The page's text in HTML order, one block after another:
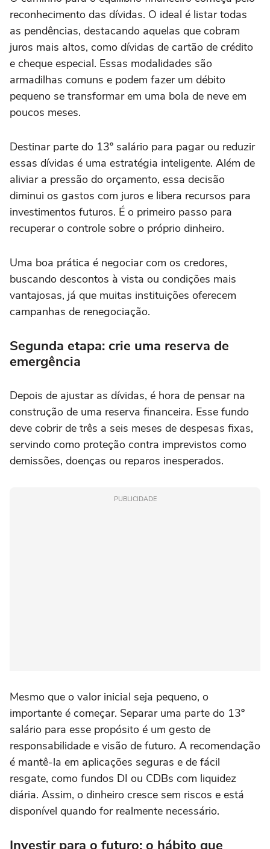
reconhecimento das dívidas. O ideal é listar todas
as pendências, destacando aquelas que cobram
juros mais altos, como dívidas de cartão de crédito
e cheque especial. Essas modalidades são
armadilhas comuns e podem fazer um débito
pequeno se transformar em uma bola de neve em
poucos meses.
Destinar parte do 13º salário para pagar ou reduzir
essas dívidas é uma estratégia inteligente. Além de
aliviar a pressão do orçamento, essa decisão
diminui os gastos com juros e libera recursos para
investimentos futuros. É o primeiro passo para
recuperar o controle sobre o próprio dinheiro.
Uma boa prática é negociar com os credores,
buscando descontos à vista ou condições mais
vantajosas, já que muitas instituições oferecem
campanhas de renegociação.
Segunda etapa: crie uma reserva de
emergência
Depois de ajustar as dívidas, é hora de pensar na
construção de uma reserva financeira. Esse fundo
deve cobrir de três a seis meses de despesas fixas,
servindo como proteção contra imprevistos como
demissões, doenças ou reparos inesperados.
PUBLICIDADE
Mesmo que o valor inicial seja pequeno, o
importante é começar. Separar uma parte do 13º
salário para esse propósito é um gesto de
responsabilidade e visão de futuro. A recomendação
é mantê-la em aplicações seguras e de fácil
resgate, como fundos DI ou CDBs com liquidez
diária. Assim, o dinheiro cresce sem riscos e está
disponível quando for realmente necessário.